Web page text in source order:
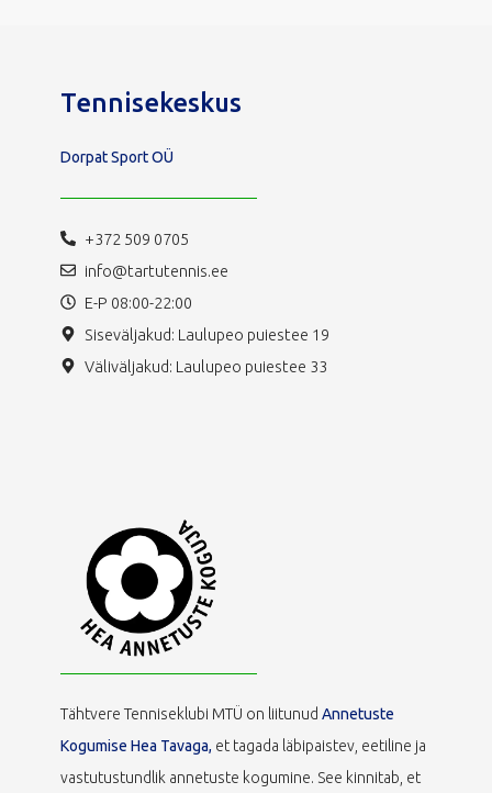
Tennisekeskus
Dorpat Sport OÜ
+372 509 0705
info@tartutennis.ee
E-P 08:00-22:00
Siseväljakud: Laulupeo puiestee 19
Väliväljakud: Laulupeo puiestee 33
Tähtvere Tenniseklubi MTÜ on liitunud Annetuste
Kogumise Hea Tavaga, et tagada läbipaistev, eetiline ja
vastutustundlik annetuste kogumine. See kinnitab, et